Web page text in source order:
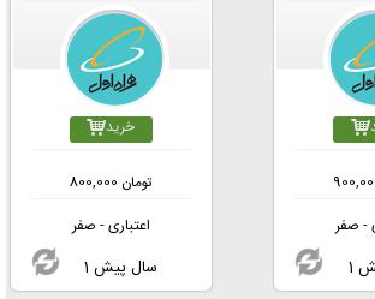
- صفر
خرید
800,000 تومان
اعتباری - صفر
1 سال پیش